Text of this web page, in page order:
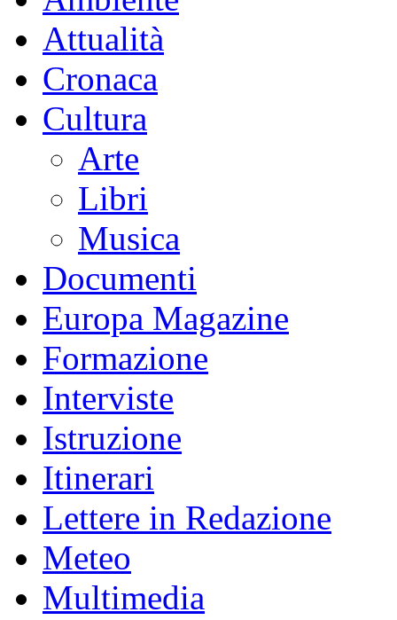
Attualità
Cronaca
Cultura
Arte
Libri
Musica
Documenti
Europa Magazine
Formazione
Interviste
Istruzione
Itinerari
Lettere in Redazione
Meteo
Multimedia